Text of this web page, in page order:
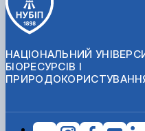
НАЦІОНАЛЬНИЙ
БІОРЕСУРСІВ І